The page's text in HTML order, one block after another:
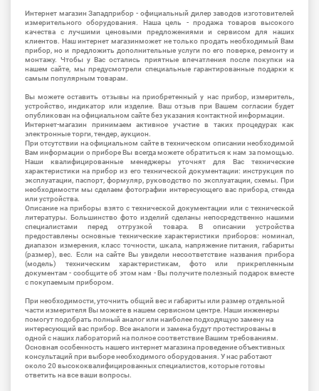
Интернет магазин Западприбор - официальный дилер заводов изготовителей
измерительного оборудования. Наша цель - продажа товаров высокого
качества с лучшими ценовыми предложениями и сервисом для наших
клиентов. Наш интернет магазинможет не только продать необходимый Вам
прибор, но и предложить дополнительные услуги по его поверке, ремонту и
монтажу. Чтобы у Вас остались приятные впечатления после покупки на
нашем сайте, мы предусмотрели специальные гарантированные подарки к
самым популярным товарам.
Вы можете оставить отзывы на приобретенный у нас прибор, измеритель,
устройство, индикатор или изделие. Ваш отзыв при Вашем согласии будет
опубликован на официальном сайте без указания контактной информации.
Интернет-магазин принимаем активное участие в таких процедурах как
электронные торги, тендер, аукцион.
При отсутствии на официальном сайте в техническом описании необходимой
Вам информации о приборе Вы всегда можете обратиться к нам за помощью.
Наши квалифицированные менеджеры уточнят для Вас технические
характеристики на прибор из его технической документации: инструкция по
эксплуатации, паспорт, формуляр, руководство по эксплуатации, схемы. При
необходимости мы сделаем фотографии интересующего вас прибора, стенда
или устройства.
Описание на приборы взято с технической документации или с технической
литературы. Большинство фото изделий сделаны непосредственно нашими
специалистами перед отгрузкой товара. В описании устройства
предоставлены основные технические характеристики приборов: номинал,
диапазон измерения, класс точности, шкала, напряжение питания, габариты
(размер), вес. Если на сайте Вы увидели несоответствие названия прибора
(модель) техническим характеристикам, фото или прикрепленным
документам - сообщите об этом нам - Вы получите полезный подарок вместе
с покупаемым прибором.
При необходимости, уточнить общий вес и габариты или размер отдельной
части измерителя Вы можете в нашем сервисном центре. Наши инженеры
помогут подобрать полный аналог или наиболее подходящую замену на
интересующий вас прибор. Все аналоги и замена будут протестированы в
одной с наших лабораторий на полное соответствие Вашим требованиям.
Основная особенность нашего интернет магазина проведение объективных
консультаций при выборе необходимого оборудования. У нас работают
около 20 высококвалифицированных специалистов, которые готовы
ответить на все ваши вопросы.